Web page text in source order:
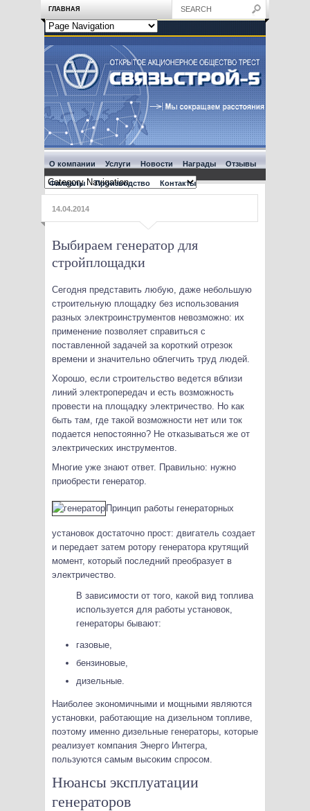
ГЛАВНАЯ
О компании Услуги Новости Награды Отзывы
Филиалы Производство Контакты
14.04.2014
Выбираем генератор для
стройплощадки
Сегодня представить любую, даже небольшую
строительную площадку без использования
разных электроинструментов невозможно: их
применение позволяет справиться с
поставленной задачей за короткий отрезок
времени и значительно облегчить труд людей.
Хорошо, если строительство ведется вблизи
линий электропередач и есть возможность
провести на площадку электричество. Но как
быть там, где такой возможности нет или ток
подается непостоянно? Не отказываться же от
электрических инструментов.
Многие уже знают ответ. Правильно: нужно
приобрести генератор.
Принцип работы генераторных
установок достаточно прост: двигатель создает
и передает затем ротору генератора крутящий
момент, который последний преобразует в
электричество.
В зависимости от того, какой вид топлива
используется для работы установок,
генераторы бывают:
газовые,
бензиновые,
дизельные.
Наиболее экономичными и мощными являются
установки, работающие на дизельном топливе,
поэтому именно дизельные генераторы, которые
реализует компания Энерго Интегра,
пользуются самым высоким спросом.
Нюансы эксплуатации
генераторов